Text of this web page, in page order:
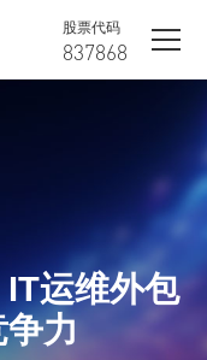
股票代码
837868
运维外包
争力